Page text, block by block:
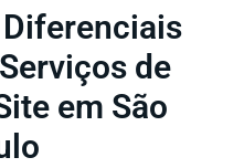
de
em São